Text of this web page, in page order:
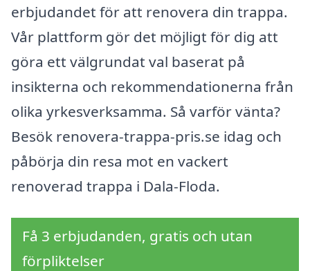
erbjudandet för att renovera din trappa.
Vår plattform gör det möjligt för dig att
göra ett välgrundat val baserat på
insikterna och rekommendationerna från
olika yrkesverksamma. Så varför vänta?
Besök renovera-trappa-pris.se idag och
påbörja din resa mot en vackert
renoverad trappa i Dala-Floda.
Få 3 erbjudanden, gratis och utan
förpliktelser